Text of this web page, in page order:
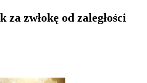
za zwłokę od zaległości